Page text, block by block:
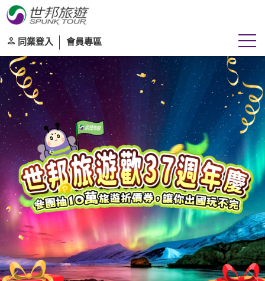
同業登入 會員專區
往前
團體 自由行
旅遊區域 目的地
出發期間
可報名 保證出發 找行程